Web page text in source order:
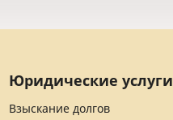
Юридические услуги
Взыскание долгов